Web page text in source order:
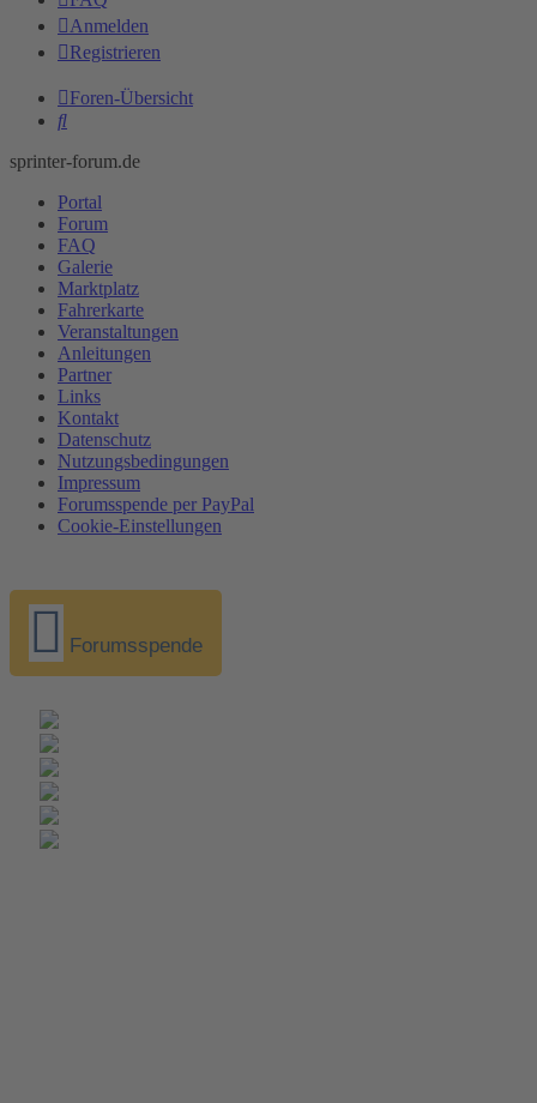
Anmelden
Registrieren
Foren-Übersicht
Suche
sprinter-forum.de
Portal
Forum
FAQ
Galerie
Marktplatz
Fahrerkarte
Veranstaltungen
Anleitungen
Partner
Links
Kontakt
Datenschutz
Nutzungsbedingungen
Impressum
Forumsspende per PayPal
Cookie-Einstellungen
Forumsspende